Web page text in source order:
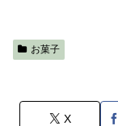
お菓子
X